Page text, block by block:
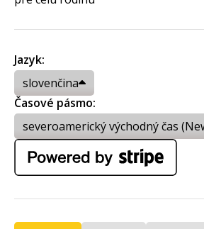
Jazyk:
slovenčina
Časové pásmo:
severoamerický východný čas